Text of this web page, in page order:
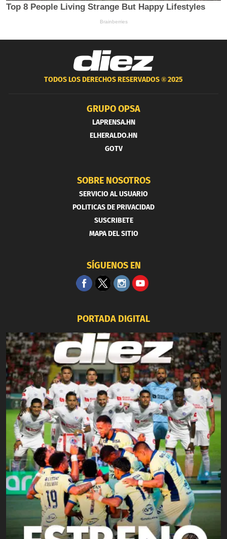
TODOS LOS DERECHOS RESERVADOS ®2025
GRUPO OPSA
LAPRENSA.HN
ELHERALDO.HN
GOTV
SOBRE NOSOTROS
SERVICIO AL USUARIO
POLITICAS DE PRIVACIDAD
SUSCRIBETE
MAPA DEL SITIO
SÍGUENOS EN
PORTADA DIGITAL